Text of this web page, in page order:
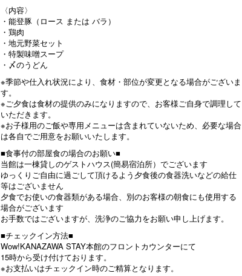
〈内容〉
・能登豚（ロース または バラ）
・鶏肉
・地元野菜セット
・特製味噌スープ
・〆のうどん
※季節や仕入れ状況により、食材・部位が変更となる場合がございま
す。
※ご夕食は食材の提供のみになりますので、お客様ご自身で調理して
いただきます。
※お子様用のご飯や専用メニューは含まれていないため、必要な場合
は各自でご用意をお願いいたします。
■食事付の部屋食の場合のお願い■
当館は一棟貸しのゲストハウス(簡易宿泊所）でございます
ゆっくりご自由に過ごして頂けるよう夕食後の食器洗いなどの給仕
等はございません
夕食でお使いの食器類がある場合、別のお客様の朝食にも使用する
場合がございます
お手数ではございますが、洗浄のご協力をお願い申し上げます。
■チェックイン方法■
Wow!KANAZAWA STAY本館のフロントカウンターにて
15時から受け付けております。
※お支払いはチェックイン時のご精算となります。